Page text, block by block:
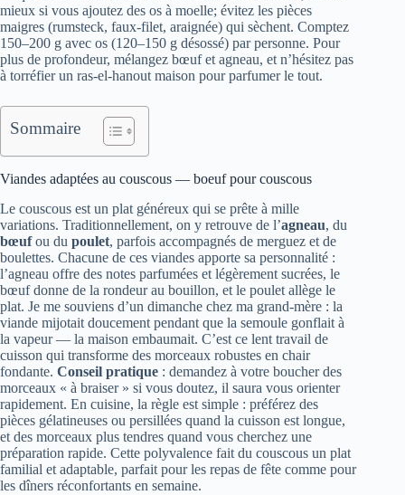
mieux si vous ajoutez des os à moelle; évitez les pièces
maigres (rumsteck, faux-filet, araignée) qui sèchent. Comptez
150–200 g avec os (120–150 g désossé) par personne. Pour
plus de profondeur, mélangez bœuf et agneau, et n’hésitez pas
à torréfier un ras-el-hanout maison pour parfumer le tout.
Sommaire
Viandes adaptées au couscous — boeuf pour couscous
Le couscous est un plat généreux qui se prête à mille
variations. Traditionnellement, on y retrouve de l’agneau, du
bœufou du poulet, parfois accompagnés de merguez et de
boulettes. Chacune de ces viandes apporte sa personnalité :
l’agneau offre des notes parfumées et légèrement sucrées, le
bœuf donne de la rondeur au bouillon, et le poulet allège le
plat. Je me souviens d’un dimanche chez ma grand‑mère : la
viande mijotait doucement pendant que la semoule gonflait à
la vapeur — la maison embaumait. C’est ce lent travail de
cuisson qui transforme des morceaux robustes en chair
fondante. Conseil pratique : demandez à votre boucher des
morceaux « à braiser » si vous doutez, il saura vous orienter
rapidement. En cuisine, la règle est simple : préférez des
pièces gélatineuses ou persillées quand la cuisson est longue,
et des morceaux plus tendres quand vous cherchez une
préparation rapide. Cette polyvalence fait du couscous un plat
familial et adaptable, parfait pour les repas de fête comme pour
les dîners réconfortants en semaine.